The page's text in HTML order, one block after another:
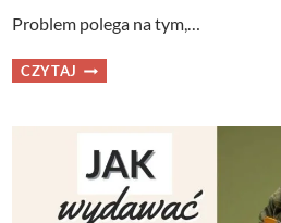
Problem polega na tym,…
CZYTAJ 6
BŁĘDÓW,
BUDŻET
NIE
DZIAŁA